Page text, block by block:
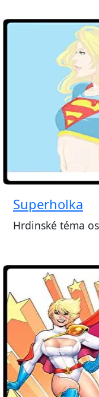
Superholka
Hrdinské téma